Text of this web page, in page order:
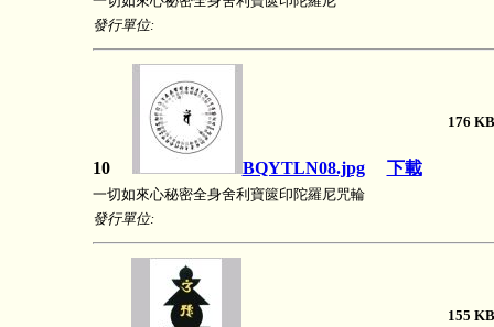
發行單位:
10 BQYTLN08.jpg 下載
176
一切如來心秘密全身舍利寶篋印陀羅尼咒輪
發行單位:
155